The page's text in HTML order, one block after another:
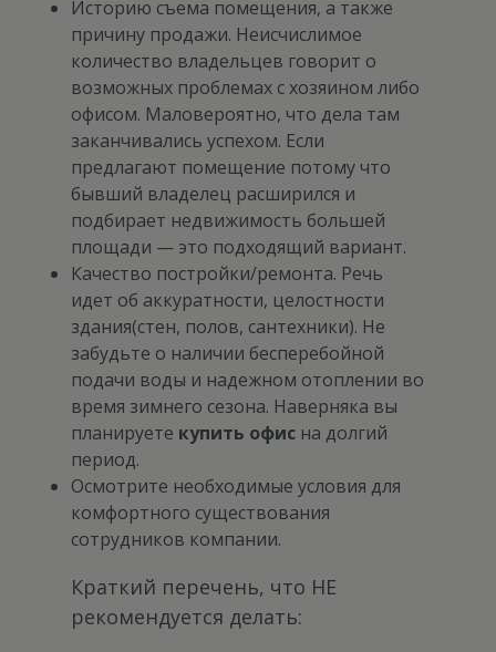
Историю съема помещения, а также
причину продажи. Неисчислимое
количество владельцев говорит о
возможных проблемах с хозяином либо
офисом. Маловероятно, что дела там
заканчивались успехом. Если
предлагают помещение потому что
бывший владелец расширился и
подбирает недвижимость большей
площади — это подходящий вариант.
Качество постройки/ремонта. Речь
идет об аккуратности, целостности
здания(стен, полов, сантехники). Не
забудьте о наличии бесперебойной
подачи воды и надежном отоплении во
время зимнего сезона. Наверняка вы
планируете купить офис на долгий
период.
Осмотрите необходимые условия для
комфортного существования
сотрудников компании.
Краткий перечень, что НЕ
рекомендуется делать: